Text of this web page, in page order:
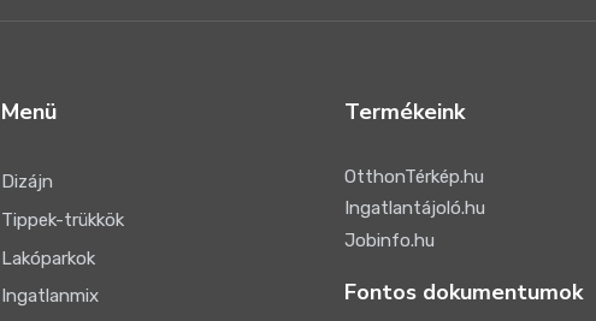
Menü
Dizájn
Tippek-trükkök
Lakóparkok
Ingatlanmix
Termékeink
OtthonTérkép.hu
Ingatlantájoló.hu
Jobinfo.hu
Fontos dokumentumok